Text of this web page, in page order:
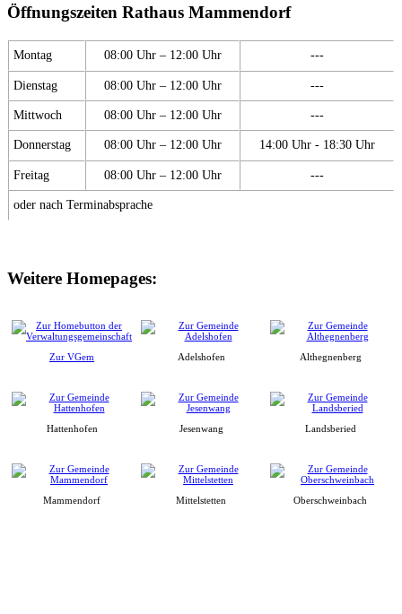
Öffnungszeiten Rathaus Mammendorf
Montag 08:00 Uhr – 12:00 Uhr ---
Dienstag 08:00 Uhr – 12:00 Uhr ---
Mittwoch 08:00 Uhr – 12:00 Uhr ---
Donnerstag 08:00 Uhr – 12:00 Uhr 14:00 Uhr - 18:30 Uhr
Freitag 08:00 Uhr – 12:00 Uhr ---
oder nach Terminabsprache
Weitere Homepages:
Zur VGem Adelshofen Althegnenberg
Hattenhofen Jesenwang Landsberied
Mammendorf Mittelstetten Oberschweinbach